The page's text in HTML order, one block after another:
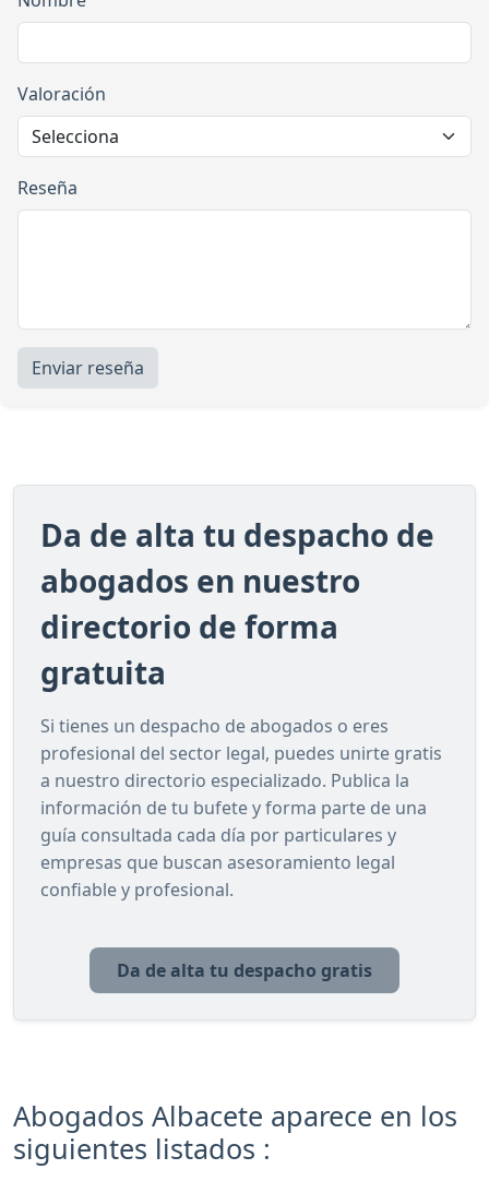
Valoración
Reseña
Enviar reseña
Da de alta tu despacho de
abogados en nuestro
directorio de forma
gratuita
Si tienes un despacho de abogados o eres
profesional del sector legal, puedes unirte gratis
a nuestro directorio especializado. Publica la
información de tu bufete y forma parte de una
guía consultada cada día por particulares y
empresas que buscan asesoramiento legal
confiable y profesional.
Da de alta tu despacho gratis
Abogados Albacete aparece en los
siguientes listados :